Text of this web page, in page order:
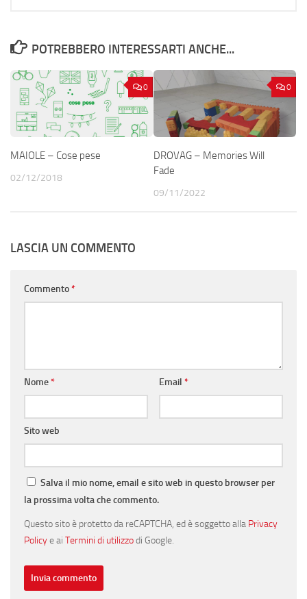
POTREBBERO INTERESSARTI ANCHE...
0
MAIOLE – Cose pese
02/12/2018
0
DROVAG – Memories Will
Fade
09/11/2022
LASCIA UN COMMENTO
Commento*
Nome* Email *
Sito web
Salva il mio nome, email e sito web in questo browser per
la prossima volta che commento.
Questo sito è protetto da reCAPTCHA, ed è soggetto alla Privacy
Policye ai Termini di utilizzodi Google.